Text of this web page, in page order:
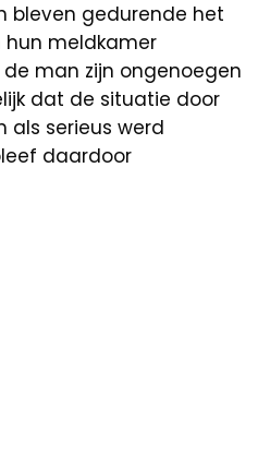
bleven gedurende het
meldkamer
man zijn ongenoegen
dat de situatie door
als serieus werd
daardoor